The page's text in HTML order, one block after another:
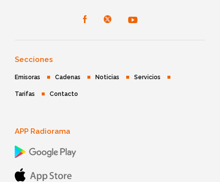
Secciones
Emisoras Cadenas Noticias Servicios
Tarifas Contacto
APP Radiorama